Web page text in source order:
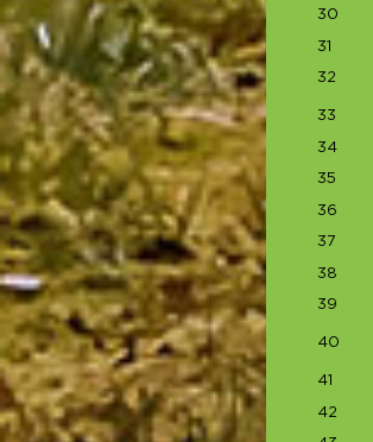
30
31
32
33
34
35
36
37
38
39
40
41
42